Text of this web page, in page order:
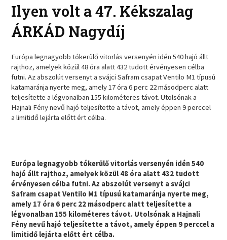
Ilyen volt a 47. Kékszalag
ÁRKÁD Nagydíj
Európa legnagyobb tókerülő vitorlás versenyén idén 540 hajó állt
rajthoz, amelyek közül 48 óra alatt 432 tudott érvényesen célba
futni. Az abszolút versenyt a svájci Safram csapat Ventilo M1 típusú
katamaránja nyerte meg, amely 17 óra 6 perc 22 másodperc alatt
teljesítette a légvonalban 155 kilométeres távot. Utolsónak a
Hajnali Fény nevű hajó teljesítette a távot, amely éppen 9 perccel
a limitidő lejárta előtt ért célba.
Európa legnagyobb tókerülő vitorlás versenyén idén 540
hajó állt rajthoz, amelyek közül 48 óra alatt 432 tudott
érvényesen célba futni. Az abszolút versenyt a svájci
Safram csapat Ventilo M1 típusú katamaránja nyerte meg,
amely 17 óra 6 perc 22 másodperc alatt teljesítette a
légvonalban 155 kilométeres távot. Utolsónak a Hajnali
Fény nevű hajó teljesítette a távot, amely éppen 9 perccel a
limitidő lejárta előtt ért célba.